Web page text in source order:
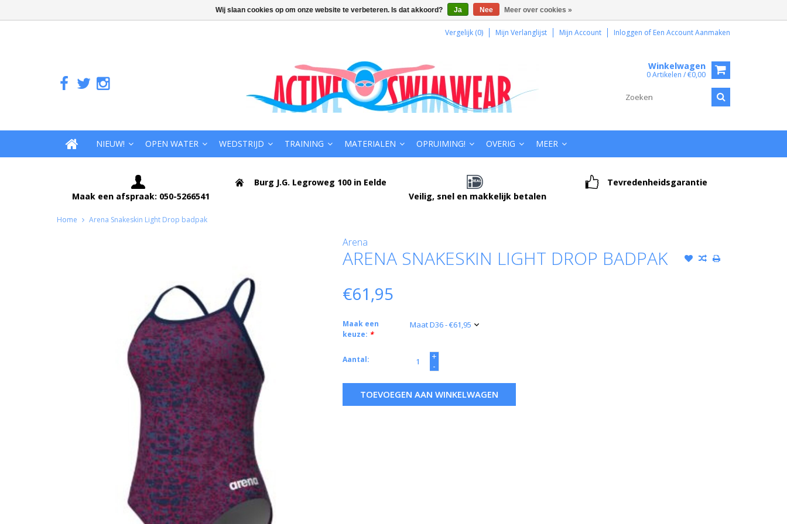
Vergelijk (0) Mijn Verlanglijst Mijn Account Inloggen of Een Account Aanmaken
Winkelwagen
0 Artikelen / €0,00
NIEUW! OPEN WATER WEDSTRIJD TRAINING MATERIALEN OPRUIMING! OVERIG MEER
Maak een afspraak: 050-5266541
Burg J.G. Legroweg 100 in Eelde
Veilig, snel en makkelijk betalen
Tevredenheidsgarantie
Home Arena Snakeskin Light Drop badpak
Arena
ARENA SNAKESKIN LIGHT DROP BADPAK
€61,95
Maak een
keuze: *
Aantal:
+
-
TOEVOEGEN AAN WINKELWAGEN
Wij slaan cookies op om onze website te verbeteren. Is dat akkoord? Ja Nee Meer over cookies »